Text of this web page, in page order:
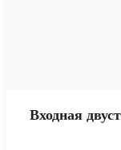
Входная